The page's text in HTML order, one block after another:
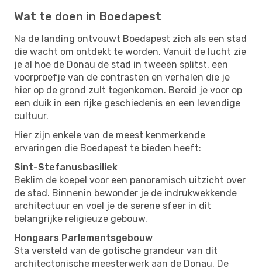
Wat te doen in Boedapest
Na de landing ontvouwt Boedapest zich als een stad
die wacht om ontdekt te worden. Vanuit de lucht zie
je al hoe de Donau de stad in tweeën splitst, een
voorproefje van de contrasten en verhalen die je
hier op de grond zult tegenkomen. Bereid je voor op
een duik in een rijke geschiedenis en een levendige
cultuur.
Hier zijn enkele van de meest kenmerkende
ervaringen die Boedapest te bieden heeft:
Sint-Stefanusbasiliek
Beklim de koepel voor een panoramisch uitzicht over
de stad. Binnenin bewonder je de indrukwekkende
architectuur en voel je de serene sfeer in dit
belangrijke religieuze gebouw.
Hongaars Parlementsgebouw
Sta versteld van de gotische grandeur van dit
architectonische meesterwerk aan de Donau. De